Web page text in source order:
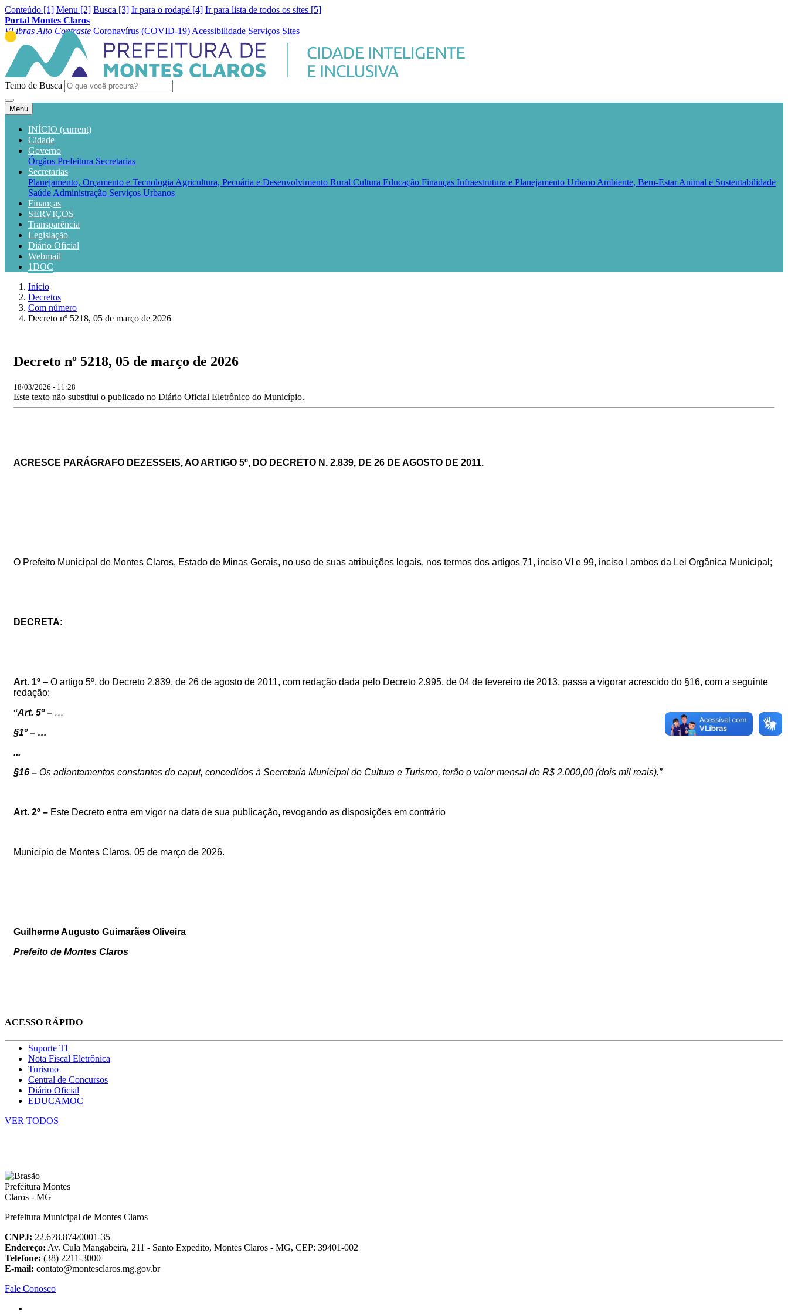
Conteúdo [1] Menu [2] Busca [3] Ir para o rodapé [4] Ir para lista de todos os sites [5]
Portal Montes Claros
VLibras Alto Contraste Coronavírus (COVID-19) Acessibilidade Serviços Sites
Temo de Busca
Menu
INÍCIO (current)
Cidade
Governo
Órgãos Prefeitura Secretarias
Secretarias
Planejamento, Orçamento e Tecnologia Agricultura, Pecuária e Desenvolvimento Rural Cultura Educação Finanças Infraestrutura e Planejamento Urbano Ambiente, Bem-Estar Animal e Sustentabilidade
Saúde Administração Serviços Urbanos
Finanças
SERVIÇOS
Transparência
Legislação
Diário Oficial
Webmail
1DOC
Início
Decretos
Com número
Decreto nº 5218, 05 de março de 2026
Decreto nº 5218, 05 de março de 2026
18/03/2026 - 11:28
Este texto não substitui o publicado no Diário Oficial Eletrônico do Município.
ACRESCE PARÁGRAFO DEZESSEIS, AO ARTIGO 5º, DO DECRETO N. 2.839, DE 26 DE AGOSTO DE 2011.
O Prefeito Municipal de Montes Claros, Estado de Minas Gerais, no uso de suas atribuições legais, nos termos dos artigos 71, inciso VI e 99, inciso I ambos da Lei Orgânica Municipal;
DECRETA:
Art. 1º – O artigo 5º, do Decreto 2.839, de 26 de agosto de 2011, com redação dada pelo Decreto 2.995, de 04 de fevereiro de 2013, passa a vigorar acrescido do §16, com a seguinte
redação:
“Art. 5º – …
§1º – …
...
§16 – Os adiantamentos constantes do caput, concedidos à Secretaria Municipal de Cultura e Turismo, terão o valor mensal de R$ 2.000,00 (dois mil reais).”
Art. 2º – Este Decreto entra em vigor na data de sua publicação, revogando as disposições em contrário
Município de Montes Claros, 05 de março de 2026.
Guilherme Augusto Guimarães Oliveira
Prefeito de Montes Claros
ACESSO RÁPIDO
Suporte TI
Nota Fiscal Eletrônica
Turismo
Central de Concursos
Diário Oficial
EDUCAMOC
VER TODOS
Prefeitura Municipal de Montes Claros
CNPJ: 22.678.874/0001-35
Endereço: Av. Cula Mangabeira, 211 - Santo Expedito, Montes Claros - MG, CEP: 39401-002
Telefone: (38) 2211-3000
E-mail: contato@montesclaros.mg.gov.br
Fale Conosco